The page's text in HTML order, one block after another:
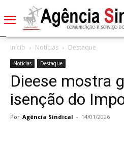
Início Notícias Destaque
Notícias Destaque
Dieese mostra
isenção do
Por Agência Sindical - 14/01/2026